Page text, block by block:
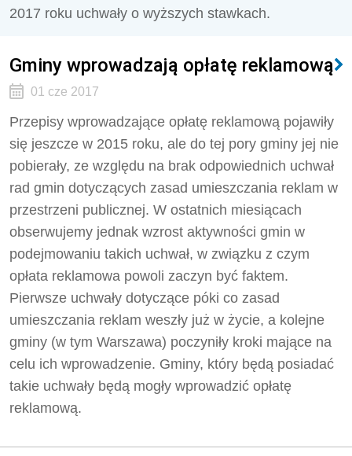
2017 roku uchwały o wyższych stawkach.
Gminy wprowadzają opłatę reklamową
01 cze 2017
Przepisy wprowadzające opłatę reklamową pojawiły
się jeszcze w 2015 roku, ale do tej pory gminy jej nie
pobierały, ze względu na brak odpowiednich uchwał
rad gmin dotyczących zasad umieszczania reklam w
przestrzeni publicznej. W ostatnich miesiącach
obserwujemy jednak wzrost aktywności gmin w
podejmowaniu takich uchwał, w związku z czym
opłata reklamowa powoli zaczyn być faktem.
Pierwsze uchwały dotyczące póki co zasad
umieszczania reklam weszły już w życie, a kolejne
gminy (w tym Warszawa) poczyniły kroki mające na
celu ich wprowadzenie. Gminy, który będą posiadać
takie uchwały będą mogły wprowadzić opłatę
reklamową.